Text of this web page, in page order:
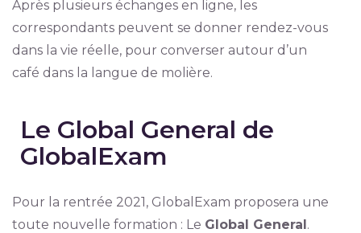
Après plusieurs échanges en ligne, les
correspondants peuvent se donner rendez-vous
dans la vie réelle, pour converser autour d’un
café dans la langue de molière.
Le Global General de
GlobalExam
Pour la rentrée 2021, GlobalExam proposera une
toute nouvelle formation : Le Global General.